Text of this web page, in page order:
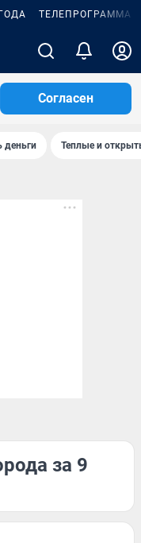
ТЕЛЕПРОГРАММА
Согласен
деньги Теплые и
за 9